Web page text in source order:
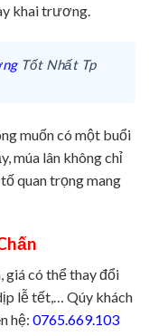
khai trương.
Tốt Nhất Tp
muốn có một buổi
múa lân không chỉ
quan trọng mang
giá có thể thay đổi
lễ tết,… Qúy khách
hệ: 0765.669.103